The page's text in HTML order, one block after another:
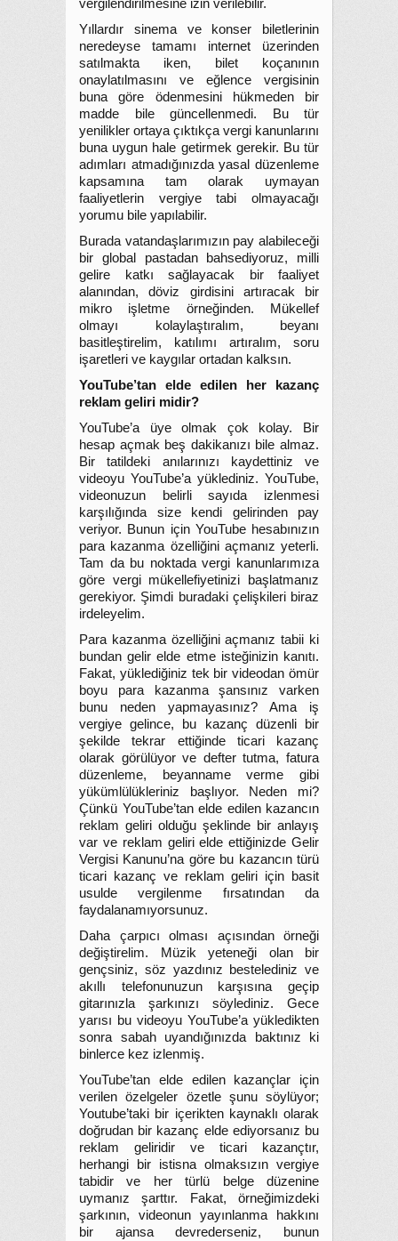
vergilendirilmesine izin verilebilir.
Yıllardır sinema ve konser biletlerinin
neredeyse tamamı internet üzerinden
satılmakta iken, bilet koçanının
onaylatılmasını ve eğlence vergisinin
buna göre ödenmesini hükmeden bir
madde bile güncellenmedi. Bu tür
yenilikler ortaya çıktıkça vergi kanunlarını
buna uygun hale getirmek gerekir. Bu tür
adımları atmadığınızda yasal düzenleme
kapsamına tam olarak uymayan
faaliyetlerin vergiye tabi olmayacağı
yorumu bile yapılabilir.
Burada vatandaşlarımızın pay alabileceği
bir global pastadan bahsediyoruz, milli
gelire katkı sağlayacak bir faaliyet
alanından, döviz girdisini artıracak bir
mikro işletme örneğinden. Mükellef
olmayı kolaylaştıralım, beyanı
basitleştirelim, katılımı artıralım, soru
işaretleri ve kaygılar ortadan kalksın.
YouTube’tan elde edilen her kazanç
reklam geliri midir?
YouTube’a üye olmak çok kolay. Bir
hesap açmak beş dakikanızı bile almaz.
Bir tatildeki anılarınızı kaydettiniz ve
videoyu YouTube’a yüklediniz. YouTube,
videonuzun belirli sayıda izlenmesi
karşılığında size kendi gelirinden pay
veriyor. Bunun için YouTube hesabınızın
para kazanma özelliğini açmanız yeterli.
Tam da bu noktada vergi kanunlarımıza
göre vergi mükellefiyetinizi başlatmanız
gerekiyor. Şimdi buradaki çelişkileri biraz
irdeleyelim.
Para kazanma özelliğini açmanız tabii ki
bundan gelir elde etme isteğinizin kanıtı.
Fakat, yüklediğiniz tek bir videodan ömür
boyu para kazanma şansınız varken
bunu neden yapmayasınız? Ama iş
vergiye gelince, bu kazanç düzenli bir
şekilde tekrar ettiğinde ticari kazanç
olarak görülüyor ve defter tutma, fatura
düzenleme, beyanname verme gibi
yükümlülükleriniz başlıyor. Neden mi?
Çünkü YouTube’tan elde edilen kazancın
reklam geliri olduğu şeklinde bir anlayış
var ve reklam geliri elde ettiğinizde Gelir
Vergisi Kanunu’na göre bu kazancın türü
ticari kazanç ve reklam geliri için basit
usulde vergilenme fırsatından da
faydalanamıyorsunuz.
Daha çarpıcı olması açısından örneği
değiştirelim. Müzik yeteneği olan bir
gençsiniz, söz yazdınız bestelediniz ve
akıllı telefonunuzun karşısına geçip
gitarınızla şarkınızı söylediniz. Gece
yarısı bu videoyu YouTube’a yükledikten
sonra sabah uyandığınızda baktınız ki
binlerce kez izlenmiş.
YouTube’tan elde edilen kazançlar için
verilen özelgeler özetle şunu söylüyor;
Youtube’taki bir içerikten kaynaklı olarak
doğrudan bir kazanç elde ediyorsanız bu
reklam geliridir ve ticari kazançtır,
herhangi bir istisna olmaksızın vergiye
tabidir ve her türlü belge düzenine
uymanız şarttır. Fakat, örneğimizdeki
şarkının, videonun yayınlanma hakkını
bir ajansa devrederseniz, bunun